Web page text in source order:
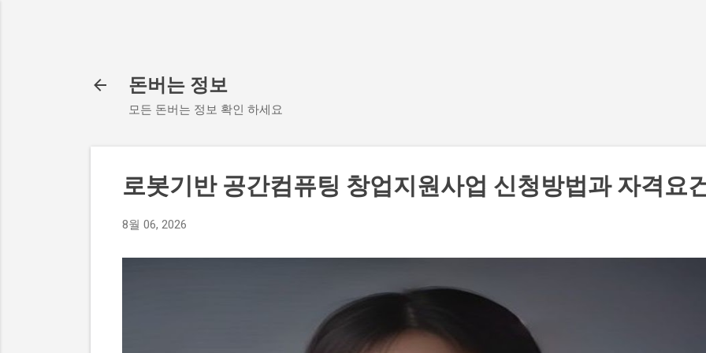
돈버는 정보
모든 돈버는 정보 확인 하세요
로봇기반 공간컴퓨팅 창업지원사업 신청방법과 자격요
8월 06, 2026